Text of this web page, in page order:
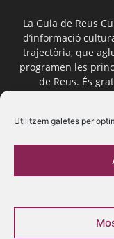
Utilitzem galetes per
La Guia de Reus
d’informació
trajectòria, que
programen les
de Reus. És